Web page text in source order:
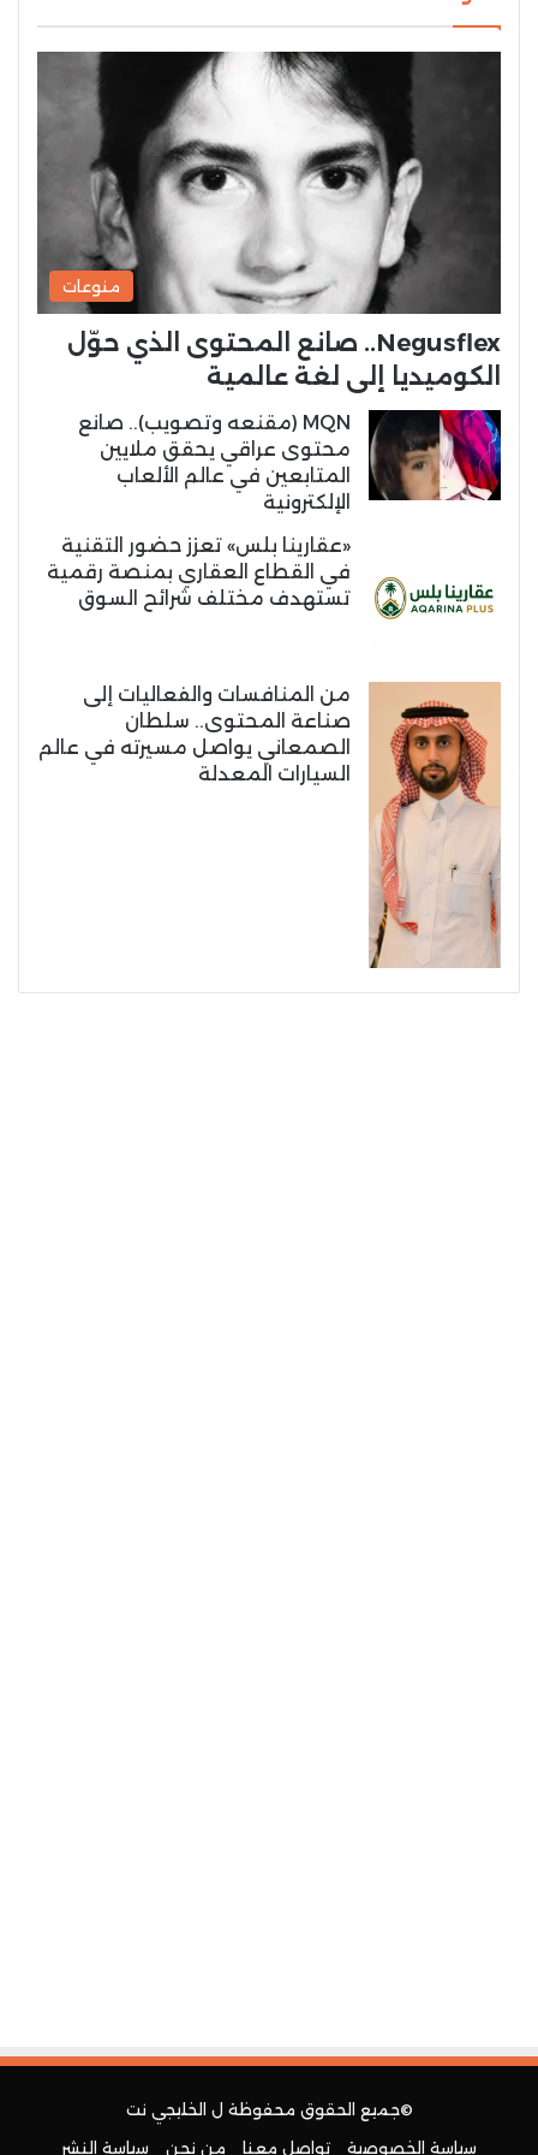
منوعات
Negusflex.. صانع المحتوى الذي حوّل
الكوميديا إلى لغة عالمية
MQN (مقنعه وتصويب).. صانع
محتوى عراقي يحقق ملايين
المتابعين في عالم الألعاب
الإلكترونية
«عقارينا بلس» تعزز حضور التقنية
في القطاع العقاري بمنصة رقمية
تستهدف مختلف شرائح السوق
من المنافسات والفعاليات إلى
صناعة المحتوى.. سلطان
الصمعاني يواصل مسيرته في عالم
السيارات المعدلة
©جميع الحقوق محفوظة ل الخليجي نت
سياسة الخصوصية
تواصل معنا من نحن سياسة النشر